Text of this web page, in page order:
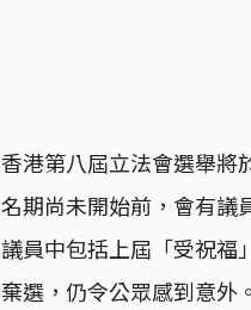
香港第八屆立法會選舉將
名期尚未開始前，會有議
議員中包括上屆「受祝福
棄選，仍令公眾感到意外。